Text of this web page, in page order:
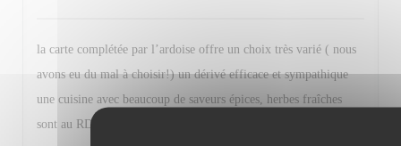
la carte complétée par l’ardoise offre un choix très varié ( nous
avons eu du mal à choisir!) un dérivé efficace et sympathique
une cuisine avec beaucoup de saveurs épices, herbes fraîches
sont au RDV.